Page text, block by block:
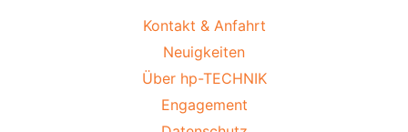
Kontakt & Anfahrt
Neuigkeiten
Über hp-TECHNIK
Engagement